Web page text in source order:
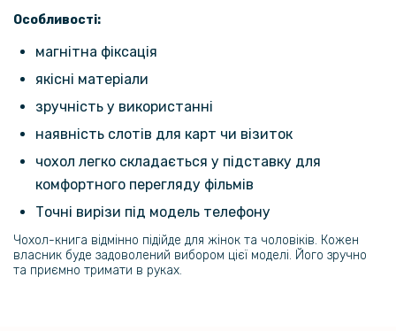
(Антишпигун)
Протиударна гідрогелева плівка Hydrogel Film для Xiaomi 14T Pro
на задню панель, Transparent
239 грн
Матова
Особливості:
магнітна фіксація
якісні матеріали
зручність у використанні
наявність слотів для карт чи візиток
чохол легко складається у підставку для
комфортного перегляду фільмів
Точні вирізи під модель телефону
Чохол-книга відмінно підійде для жінок та чоловіків. Кожен
власник буде задоволений вибором цієї моделі. Його зручно
та приємно тримати в руках.